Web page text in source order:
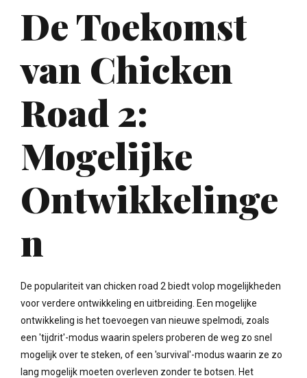
De Toekomst
van Chicken
Road 2:
Mogelijke
Ontwikkelinge
n
De populariteit van chicken road 2 biedt volop mogelijkheden
voor verdere ontwikkeling en uitbreiding. Een mogelijke
ontwikkeling is het toevoegen van nieuwe spelmodi, zoals
een 'tijdrit'-modus waarin spelers proberen de weg zo snel
mogelijk over te steken, of een 'survival'-modus waarin ze zo
lang mogelijk moeten overleven zonder te botsen. Het